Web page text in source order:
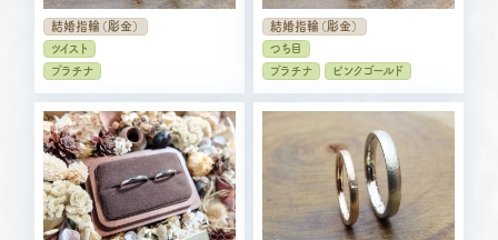
結婚指輪（彫金）
ツイスト
プラチナ
結婚指輪（彫金）
つち目
プラチナ
ピンクゴールド